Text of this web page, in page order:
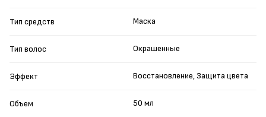
Тип средств Маска
Тип волос Окрашенные
Эффект Восстановление, Защита цвета
Объем 50 мл